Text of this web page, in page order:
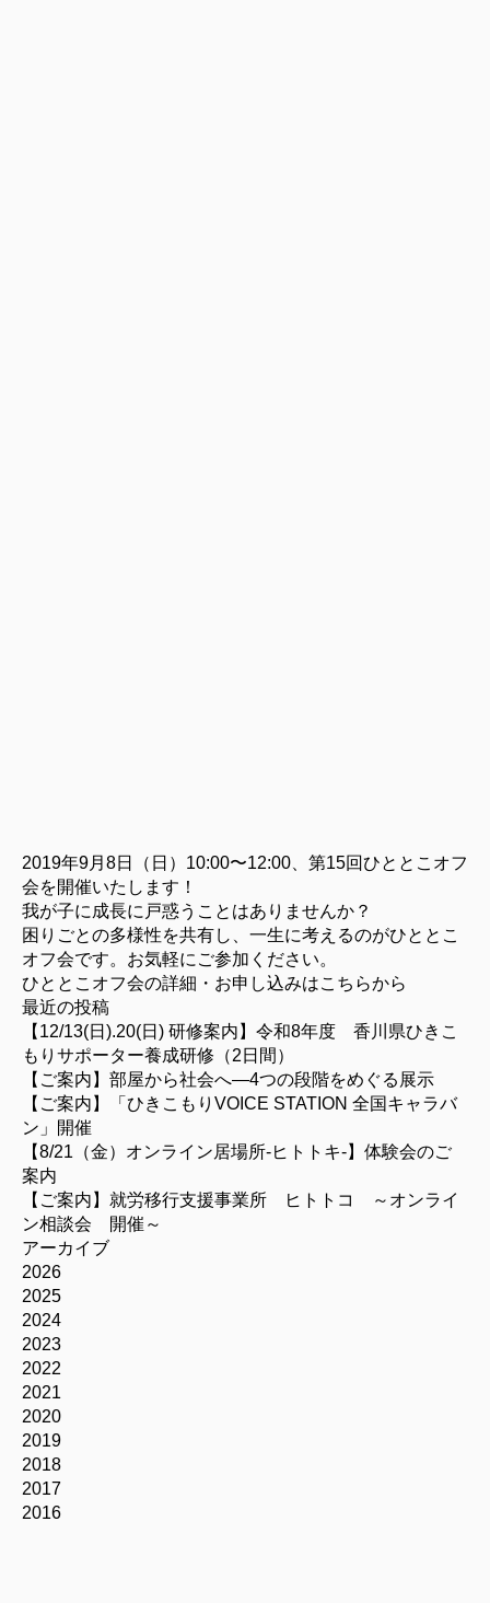
2019年9月8日（日）10:00〜12:00、第15回ひととこオフ
会を開催いたします！
我が子に成長に戸惑うことはありませんか？
困りごとの多様性を共有し、一生に考えるのがひととこ
オフ会です。お気軽にご参加ください。
ひととこオフ会の詳細・お申し込みはこちらから
最近の投稿
【12/13(日).20(日) 研修案内】令和8年度 香川県ひきこ
もりサポーター養成研修（2日間）
【ご案内】部屋から社会へ―4つの段階をめぐる展示
【ご案内】「ひきこもりVOICE STATION 全国キャラバ
ン」開催
【8/21（金）オンライン居場所-ヒトトキ-】体験会のご
案内
【ご案内】就労移行支援事業所 ヒトトコ ～オンライ
ン相談会 開催～
アーカイブ
2026
2025
2024
2023
2022
2021
2020
2019
2018
2017
2016